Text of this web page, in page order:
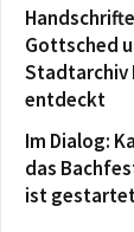
Gottsched
Stadtarchiv
entdeckt
Im Dialog:
das
ist